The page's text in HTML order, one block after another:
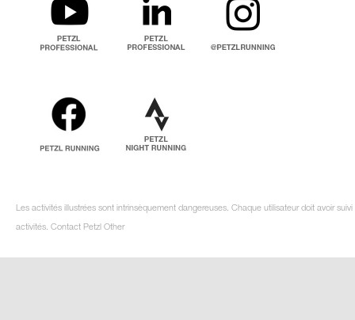
Les activités illustrées sont intrinsèquement dangereuses. Chaque utilisateur doit avoir
activités. Contact Petzl Other